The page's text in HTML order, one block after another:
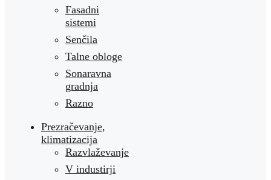
Fasadni
sistemi
Senčila
Talne obloge
Sonaravna
gradnja
Razno
Prezračevanje,
klimatizacija
Razvlaževanje
V industirji